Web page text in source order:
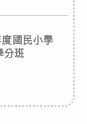
國民小學
分班